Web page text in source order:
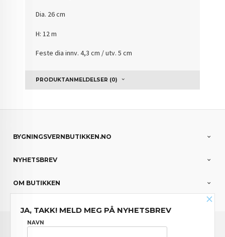
Dia. 26 cm
H: 12 m
Feste dia innv. 4,3 cm / utv. 5 cm
PRODUKTANMELDELSER (0)
BYGNINGSVERNBUTIKKEN.NO
NYHETSBREV
OM BUTIKKEN
FRAKT
×
JA, TAKK! MELD MEG PÅ NYHETSBREV
NAVN